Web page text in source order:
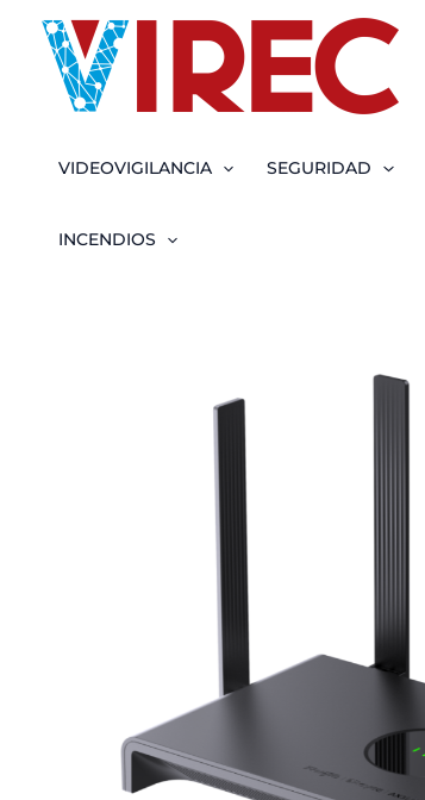
contenido
VIDEOVIGILANCIA SEGURIDAD
INCENDIOS